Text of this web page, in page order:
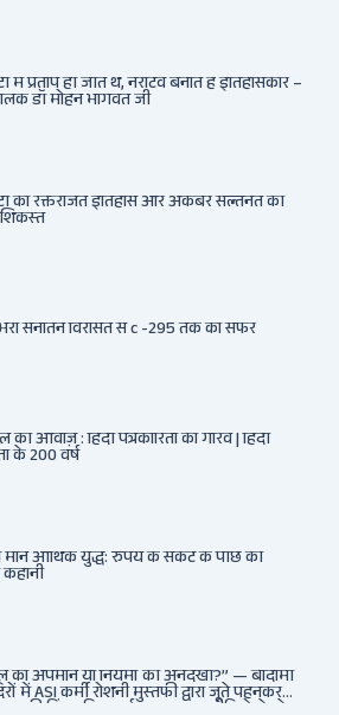
में प्रताप ही जीते थे, नैरेटिव बनाते हैं इतिहासकार –
डॉ मोहन भागवत जी
का रक्तरंजित इतिहास और अकबर सल्तनत की
सनातन विरासत से c -295 तक का सफर
की आवाज़ : हिंदी पत्रकारिता का गौरव | हिंदी
के 200 वर्ष
मौन आर्थिक युद्ध: रुपये के संकट के पीछे की
का अपमान या नियमों की अनदेखी?” — बादामी
में ASI कर्मी रोशनी मुस्तफी द्वारा जूते पहनकर